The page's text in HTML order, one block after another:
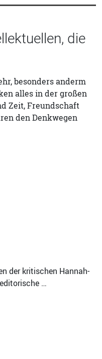
die
besonders anderm
alles in der großen
Zeit, Freundschaft
den Denkwegen
der kritischen Hannah-
…